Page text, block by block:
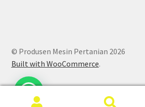
© Produsen Mesin Pertanian 2026
Built with WooCommerce.